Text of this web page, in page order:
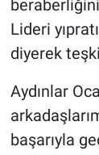
Lideri
diyerek
Aydınlar
başarıyla